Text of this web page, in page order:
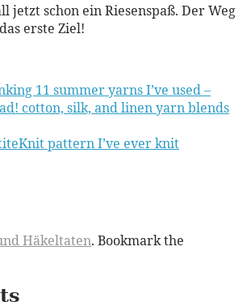
jetzt schon ein Riesenspaß. Der Weg
erste Ziel!
11 summer yarns I’ve used –
cotton, silk, and linen yarn blends
pattern I’ve ever knit
Häkeltaten. Bookmark the